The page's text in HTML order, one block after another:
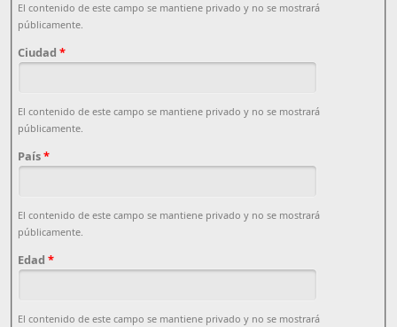
El contenido de este campo se mantiene privado y no se mostrará
públicamente.
Ciudad*
El contenido de este campo se mantiene privado y no se mostrará
públicamente.
País*
El contenido de este campo se mantiene privado y no se mostrará
públicamente.
Edad*
El contenido de este campo se mantiene privado y no se mostrará